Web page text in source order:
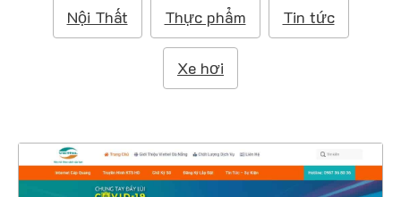
Nội Thất Thực phẩm Tin tức
Xe hơi